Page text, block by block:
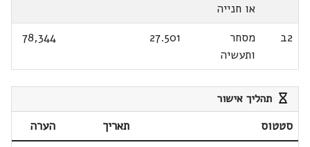
או חנייה
2ב
מסחר
ותעשיה
27.501
78,344
תהליך אישור
סטטוס תאריך
הערה